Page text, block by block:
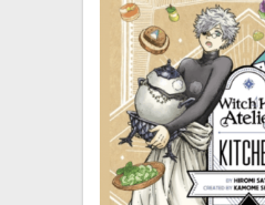
DOPRAVA
XZONE KLUB